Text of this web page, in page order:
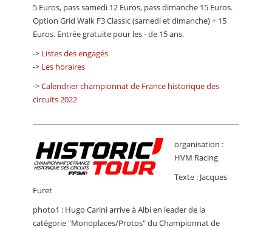
5 Euros, pass samedi 12 Euros, pass dimanche 15 Euros.
Option Grid Walk F3 Classic (samedi et dimanche) + 15
Euros. Entrée gratuite pour les - de 15 ans.
-> Listes des engagés
-> Les horaires
->Calendrier championnat de France historique des
circuits 2022
organisation :
HVM Racing
Texte : Jacques
Furet
photo1 : Hugo Carini arrive à Albi en leader de la
catégorie "Monoplaces/Protos" du Championnat de